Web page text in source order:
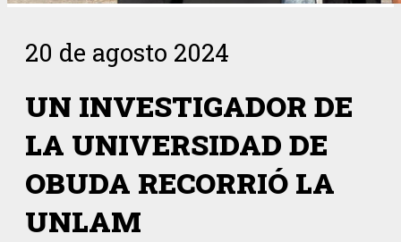
20 de agosto 2024
UN INVESTIGADOR DE
LA UNIVERSIDAD DE
OBUDA RECORRIÓ LA
UNLAM